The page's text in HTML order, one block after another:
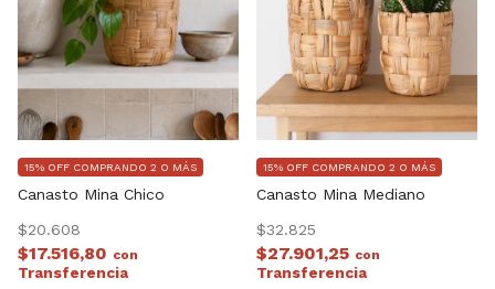
Canasto Mina Chico
$20.608
15% OFF COMPRANDO 2 O MÁS
$17.516,80 con
Canasto Mina Mediano
$32.825
15% OFF COMPRANDO 2 O MÁS
$27.901,25 con